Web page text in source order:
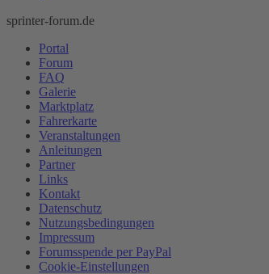
sprinter-forum.de
Portal
Forum
FAQ
Galerie
Marktplatz
Fahrerkarte
Veranstaltungen
Anleitungen
Partner
Links
Kontakt
Datenschutz
Nutzungsbedingungen
Impressum
Forumsspende per PayPal
Cookie-Einstellungen